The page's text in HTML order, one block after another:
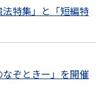
特集」と「短編特
ぞときー」を開催